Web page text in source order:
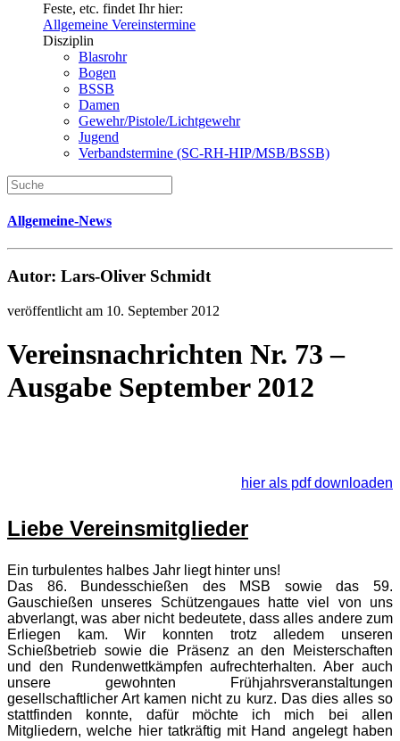
Feste, etc. findet Ihr hier:
Allgemeine Vereinstermine
Disziplin
Blasrohr
Bogen
BSSB
Damen
Gewehr/Pistole/Lichtgewehr
Jugend
Verbandstermine (SC-RH-HIP/MSB/BSSB)
Allgemeine-News
Autor: Lars-Oliver Schmidt
veröffentlicht am 10. September 2012
Vereinsnachrichten Nr. 73 –
Ausgabe September 2012
hier als pdf downloaden
Liebe Vereinsmitglieder
Ein turbulentes halbes Jahr liegt hinter uns!
Das 86. Bundesschießen des MSB sowie das 59.
Gauschießen unseres Schützengaues hatte viel von uns
abverlangt, was aber nicht bedeutete, dass alles andere zum
Erliegen kam. Wir konnten trotz alledem unseren
Schießbetrieb sowie die Präsenz an den Meisterschaften
und den Rundenwettkämpfen aufrechterhalten. Aber auch
unsere gewohnten Frühjahrsveranstaltungen
gesellschaftlicher Art kamen nicht zu kurz. Das dies alles so
stattfinden konnte, dafür möchte ich mich bei allen
Mitgliedern, welche hier tatkräftig mit Hand angelegt haben